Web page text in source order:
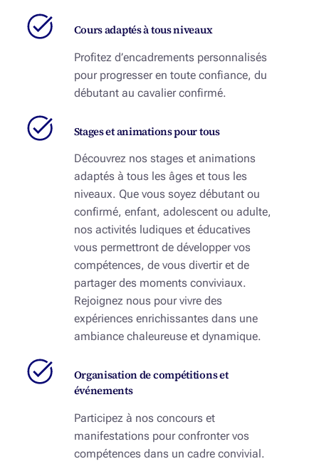
Cours adaptés à tous niveaux
Profitez d’encadrements personnalisés
pour progresser en toute confiance, du
débutant au cavalier confirmé.
Stages et animations pour tous
Découvrez nos stages et animations
adaptés à tous les âges et tous les
niveaux. Que vous soyez débutant ou
confirmé, enfant, adolescent ou adulte,
nos activités ludiques et éducatives
vous permettront de développer vos
compétences, de vous divertir et de
partager des moments conviviaux.
Rejoignez nous pour vivre des
expériences enrichissantes dans une
ambiance chaleureuse et dynamique.
Organisation de compétitions et
événements
Participez à nos concours et
manifestations pour confronter vos
compétences dans un cadre convivial.